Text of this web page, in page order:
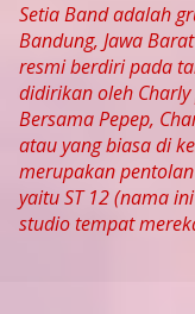
Setia Band adalah
Bandung, Jawa
resmi berdiri pada
didirikan oleh Charly
Bersama Pepep,
atau yang biasa di
merupakan
yaitu ST 12 (nama
studio tempat